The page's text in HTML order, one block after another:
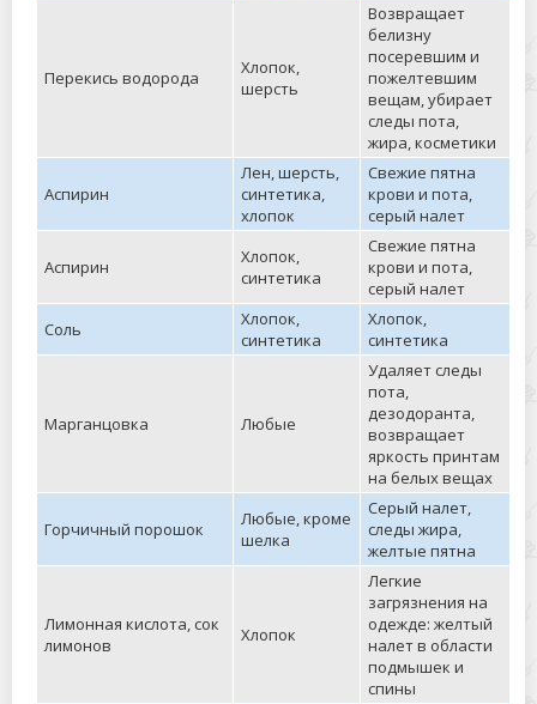
Перекись водорода
Хлопок,
шерсть
Возвращает
белизну
посеревшим и
пожелтевшим
вещам, убирает
следы пота,
жира, косметики
Аспирин
Лен, шерсть,
синтетика,
хлопок
Свежие пятна
крови и пота,
серый налет
Аспирин
Хлопок,
синтетика
Свежие пятна
крови и пота,
серый налет
Соль
Хлопок,
синтетика
Хлопок,
синтетика
Марганцовка Любые
Удаляет следы
пота,
дезодоранта,
возвращает
яркость принтам
на белых вещах
Горчичный порошок
Любые, кроме
шелка
Серый налет,
следы жира,
желтые пятна
Лимонная кислота, сок
лимонов
Хлопок
Легкие
загрязнения на
одежде: желтый
налет в области
подмышек и
спины